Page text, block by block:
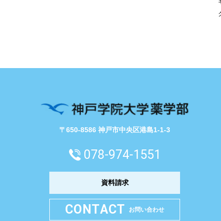
〒650-8586 神戸市中央区港島1-1-3
078-974-1551
資料請求
CONTACT お問い合わせ